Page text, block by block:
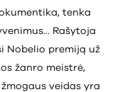
tenka
Rašytoja
Nobelio premiją už
žanro meistrė,
veidas yra